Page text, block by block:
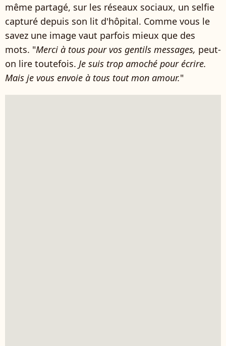
même partagé, sur les réseaux sociaux, un selfie
capturé depuis son lit d'hôpital. Comme vous le
savez une image vaut parfois mieux que des
mots. "Merci à tous pour vos gentils messages, peut-
on lire toutefois. Je suis trop amoché pour écrire.
Mais je vous envoie à tous tout mon amour."